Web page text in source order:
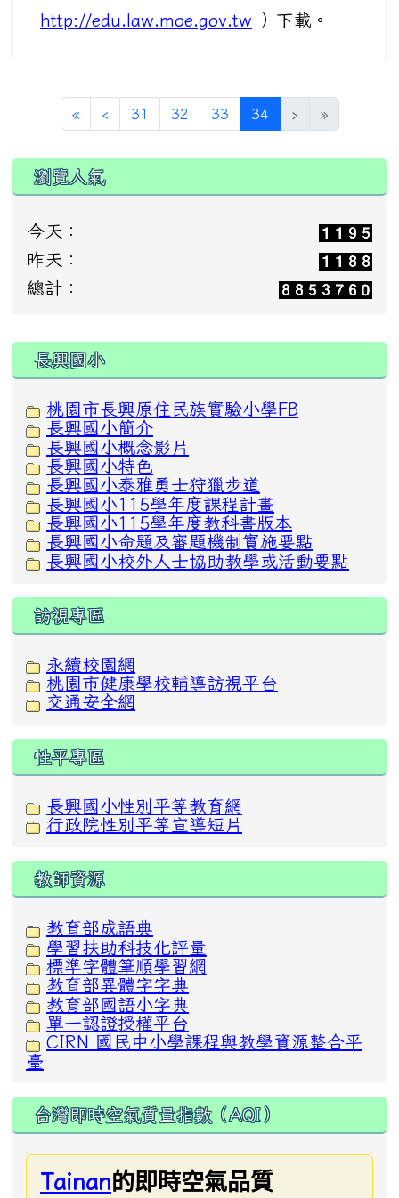
http://edu.law.moe.gov.tw ）下載。
« ‹ 31 32 33 34(current)
› »
瀏覽人氣
今天：
昨天：
總計：
:::
長興國小
桃園市長興原住民族實驗小學FB
長興國小簡介
長興國小概念影片
長興國小特色
長興國小泰雅勇士狩獵步道
長興國小115學年度課程計畫
長興國小115學年度教科書版本
長興國小命題及審題機制實施要點
長興國小校外人士協助教學或活動要點
訪視專區
永續校園網
桃園市健康學校輔導訪視平台
交通安全網
性平專區
長興國小性別平等教育網
行政院性別平等宣導短片
教師資源
教育部成語典
學習扶助科技化評量
標準字體筆順學習網
教育部異體字字典
教育部國語小字典
單一認證授權平台
CIRN 國民中小學課程與教學資源整合平
臺
台灣即時空氣質量指數（AQI）
Tainan的即時空氣品質